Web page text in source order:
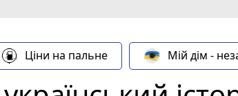
Ціни на пальне Мій дім -